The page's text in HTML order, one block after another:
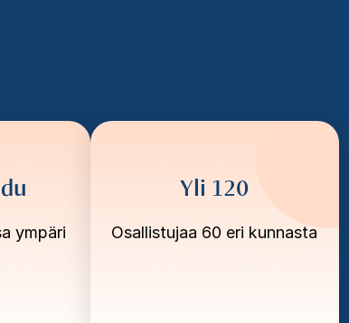
ympäri
Yli 120
Osallistujaa 60 eri kunnasta